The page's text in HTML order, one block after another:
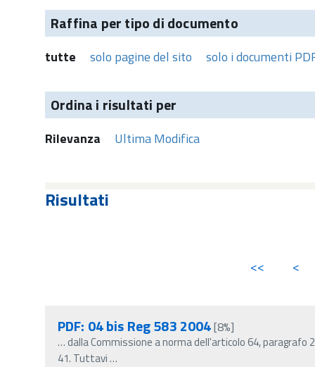
Raffina per tipo di documento
tutte solo pagine del sito solo i documenti
Ordina i risultati per
Rilevanza Ultima Modifica
Risultati
<< <
PDF: 04 bis Reg 583 2004[8%]
…dalla Commissione a norma dell'articolo 64,
41. Tuttavi…